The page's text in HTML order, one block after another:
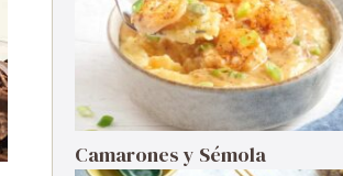
Camarones y Sémola